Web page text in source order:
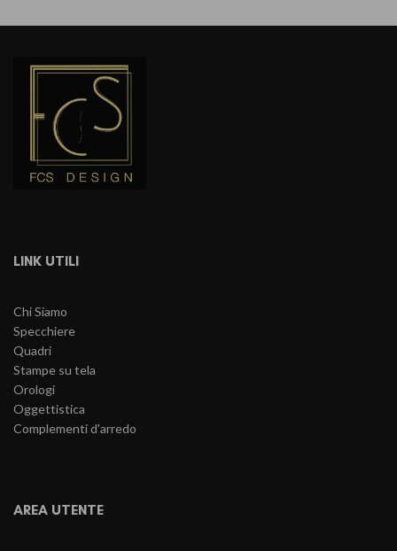
LINK UTILI
Chi Siamo
Specchiere
Quadri
Stampe su tela
Orologi
Oggettistica
Complementi d'arredo
AREA UTENTE